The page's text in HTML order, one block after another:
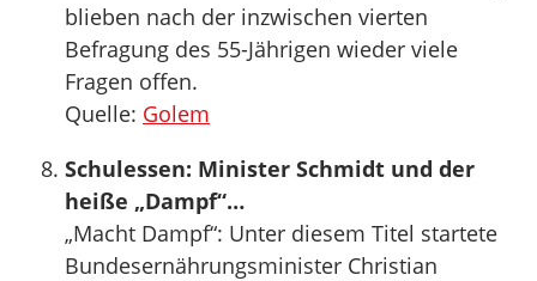
blieben nach der inzwischen vierten
Befragung des 55-Jährigen wieder viele
Fragen offen.
Quelle: Golem
Schulessen: Minister Schmidt und der
heiße „Dampf“…
„Macht Dampf“: Unter diesem Titel startete
Bundesernährungsminister Christian